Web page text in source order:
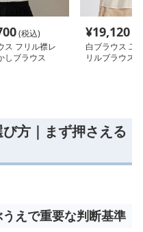
(税込)
ス フリル襟レ
しブラウス
¥19,120
白ブラウス 二
リルブラウス
方｜まず押さえる
えで重要な判断基準